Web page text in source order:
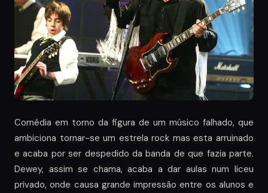
Comédia em torno da figura de um músico falhado, que
ambiciona tornar-se um estrela rock mas esta arruinado
e acaba por ser despedido da banda de que fazia parte.
Dewey, assim se chama, acaba a dar aulas num liceu
privado, onde causa grande impressão entre os alunos e